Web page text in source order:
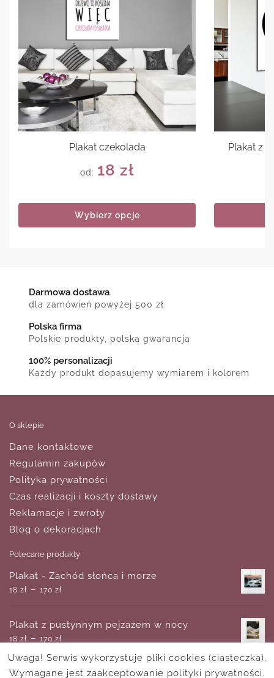
Plakat czekolada
od: 18 zł
Wybierz opcje
Plakat z
Darmowa dostawa
dla zamówień powyżej 500 zł
Polska firma
Polskie produkty, polska gwarancja
100% personalizacji
Każdy produkt dopasujemy wymiarem i kolorem
O sklepie
Dane kontaktowe
Regulamin zakupów
Polityka prywatności
Czas realizacji i koszty dostawy
Reklamacje i zwroty
Blog o dekoracjach
Polecane produkty
Plakat - Zachód słońca i morze
18 zł – 170 zł
Plakat z pustynnym pejzażem w nocy
18 zł – 170 zł
Obraz tryptyk z wieżą Eiffla
Uwaga! Serwis wykorzystuje pliki cookies (ciasteczka).
Wymagane jest zaakceptowanie polityki prywatności.